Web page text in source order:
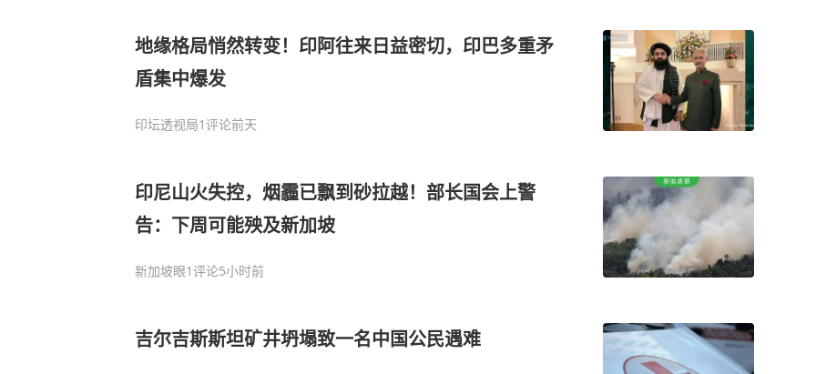
地缘格局悄然转变！印阿往来日益密切，印巴多重矛
盾集中爆发
印坛透视局1评论前天
印尼山火失控，烟霾已飘到砂拉越！部长国会上警
告：下周可能殃及新加坡
新加坡眼1评论5小时前
吉尔吉斯斯坦矿井坍塌致一名中国公民遇难